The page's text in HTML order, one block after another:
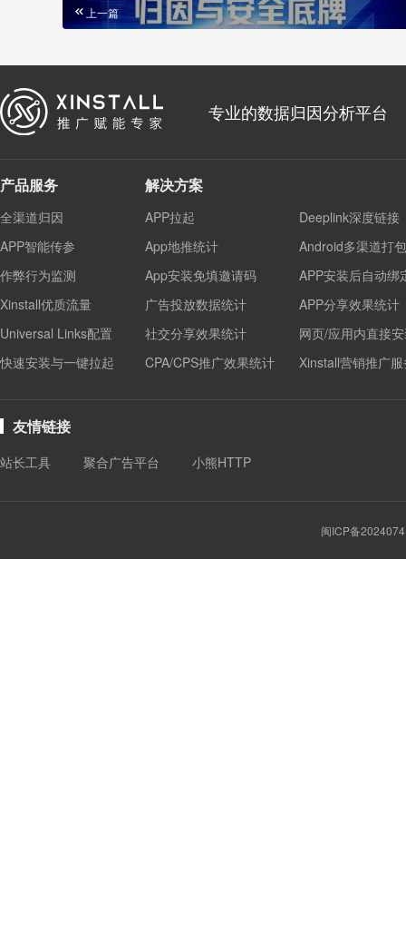
上一篇
专业的数据归因分析平台
产品服务
全渠道归因
APP智能传参
作弊行为监测
Xinstall优质流量
Universal Links配置
快速安装与一键拉起
解决方案
APP拉起
Deeplink深度链接
App地推统计
Android多渠道打包
App安装免填邀请码
APP安装后自动绑
广告投放数据统计
APP分享效果统计
社交分享效果统计
网页/应用内直接
CPA/CPS推广效果统计
Xinstall营销推广
友情链接
站长工具 聚合广告平台 小熊HTTP
闽ICP备